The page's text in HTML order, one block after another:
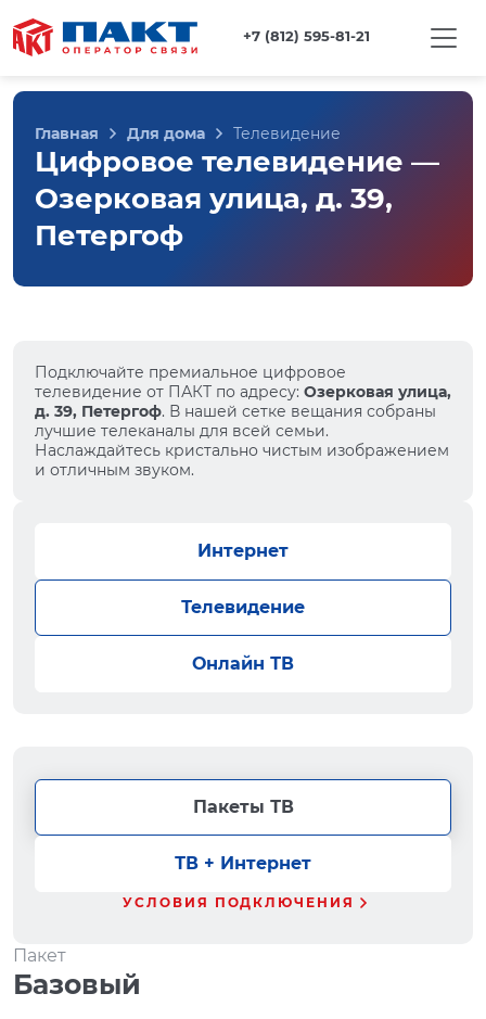
+7 (812) 595-81-21
Главная Для дома Телевидение
Цифровое телевидение —
Озерковая улица, д. 39,
Петергоф
Подключайте премиальное цифровое
телевидение от ПАКТ по адресу: Озерковая улица,
д. 39, Петергоф. В нашей сетке вещания собраны
лучшие телеканалы для всей семьи.
Наслаждайтесь кристально чистым изображением
и отличным звуком.
Интернет
Телевидение
Онлайн ТВ
Пакеты ТВ
ТВ + Интернет
УСЛОВИЯ ПОДКЛЮЧЕНИЯ
Пакет
Базовый